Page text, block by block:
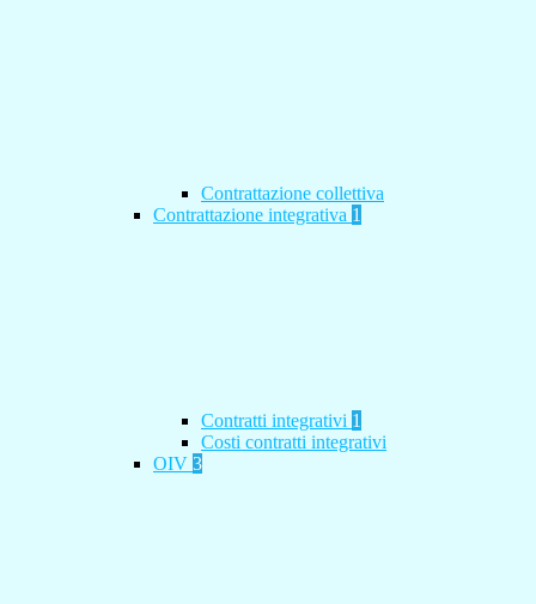
Contrattazione collettiva
Contrattazione integrativa 1
Contratti integrativi 1
Costi contratti integrativi
OIV 3